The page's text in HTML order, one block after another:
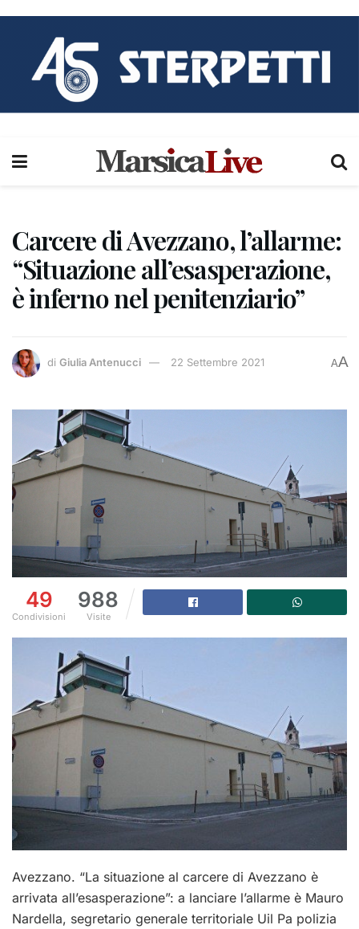
Carcere di Avezzano, l’allarme:
“Situazione all’esasperazione,
è inferno nel penitenziario”
di Giulia Antenucci 22 Settembre 2021 AA
49
Condivisioni
988
Visite
Avezzano. “La situazione al carcere di Avezzano è
arrivata all’esasperazione”: a lanciare l’allarme è Mauro
Nardella, segretario generale territoriale Uil Pa polizia